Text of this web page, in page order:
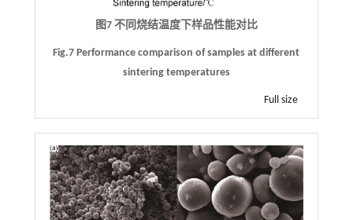
图7 不同烧结温度下样品性能对比
Fig.7 Performance comparison of samples at different
sintering temperatures
Full size